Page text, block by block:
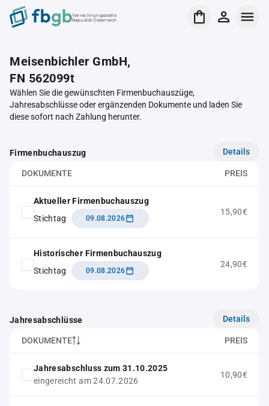
Verrechnungsstelle
Republik Österreich
Meisenbichler GmbH,
FN 562099t
Wählen Sie die gewünschten Firmenbuchauszüge,
Jahresabschlüsse oder ergänzenden Dokumente und laden Sie
diese sofort nach Zahlung herunter.
Firmenbuchauszug Details
DOKUMENTE PREIS
Aktueller Firmenbuchauszug
Stichtag
09.08.2026
15,90€
Historischer Firmenbuchauszug
Stichtag
09.08.2026
24,90€
Jahresabschlüsse Details
DOKUMENTE PREIS
Jahresabschluss zum 31.10.2025
eingereicht am 24.07.2026
10,90€